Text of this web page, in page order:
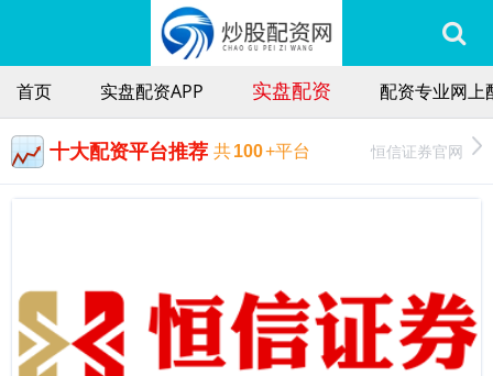
首页 实盘配资APP 实盘配资 配资专业网上
十大配资平台推荐 共100+平台 恒信证券官网